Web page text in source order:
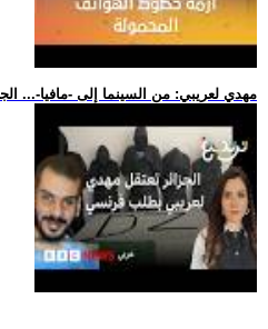
.. مهدي لعريبي: من السينما إلى -مافيا-...